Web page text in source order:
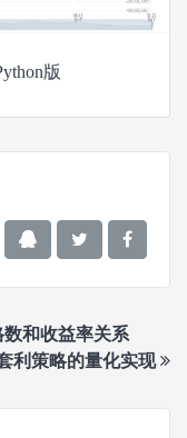
版
和收益率关系
利策略的量化实现